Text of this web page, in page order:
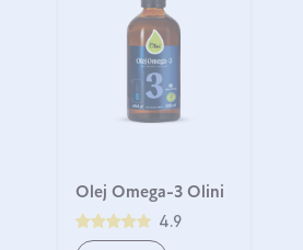
Olej Omega-3 Olini
4.9